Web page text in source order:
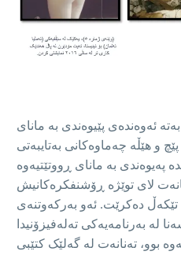
ئەوەندەی پێیوەندی بە مانای
و هێڵە چەماوەکانی بەتایبەتی
پەیوەندی بە مانای ڕووتێتیەوە
لای توێژە ڕۆشنفکرەکانیش
تێکەڵ دەکرێت. ئەو بەرکەوتنەی
لە بەرنامەیەکی تەلەفیزۆنیدا
بوو، تەنانەت لە گەلێک کتێبی